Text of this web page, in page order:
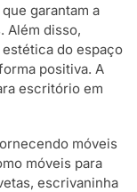
garantam a
Além disso,
do espaço
positiva. A
escritório em
móveis
móveis para
escrivaninha